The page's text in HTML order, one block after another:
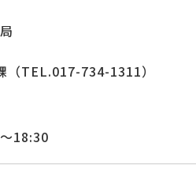
TEL.017-734-1311）
18:30